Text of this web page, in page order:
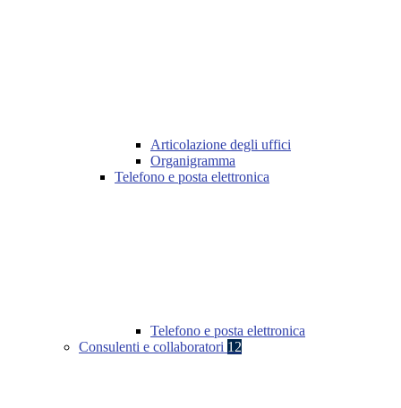
Articolazione degli uffici
Organigramma
Telefono e posta elettronica
Telefono e posta elettronica
Consulenti e collaboratori 12